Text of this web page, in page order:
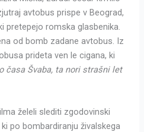
avtobus prispe v Beograd,
pretepejo romska glasbenika.
od bomb zadane avtobus. Iz
prideta ven le cigana, ki
časa Švaba, ta nori strašni let
želeli slediti zgodovinski
po bombardiranju živalskega